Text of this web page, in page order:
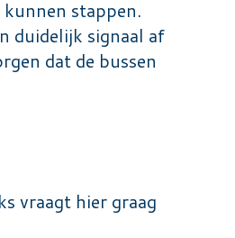
stappen.
duidelijk signaal af
dat de bussen
vraagt hier graag